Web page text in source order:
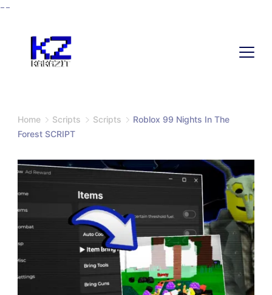
--
Home Scripts Scripts
Roblox 99 Nights In The
Forest SCRIPT